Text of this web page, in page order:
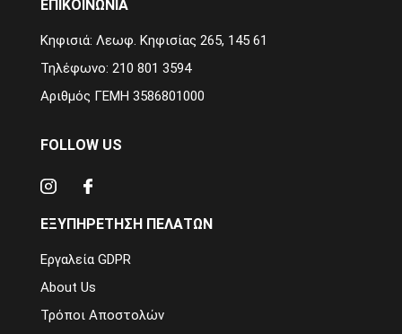
ΕΠΙΚΟΙΝΩΝΙΑ
Κηφισιά: Λεωφ. Κηφισίας 265, 145 61
Τηλέφωνο: 210 801 3594
Αριθμός ΓΕΜΗ 3586801000
FOLLOW US
ΕΞΥΠΗΡΈΤΗΣΗ ΠΕΛΑΤΏΝ
Εργαλεία GDPR
About Us
Τρόποι Αποστολών